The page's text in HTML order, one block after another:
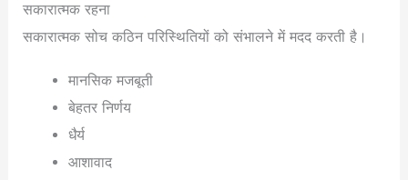
सकारात्मक रहना
सकारात्मक सोच कठिन परिस्थितियों को संभालने में मदद करती है।
मानसिक मजबूती
बेहतर निर्णय
धैर्य
आशावाद